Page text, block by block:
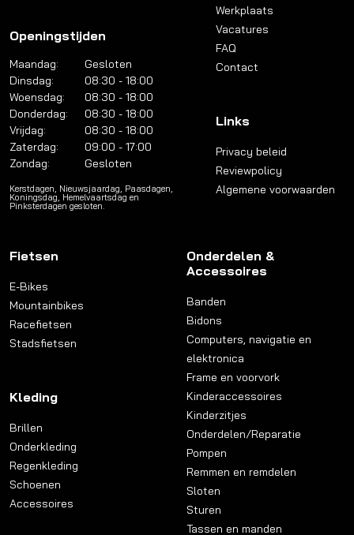
Openingstijden
Maandag:
Gesloten
Dinsdag:
08:30 - 18:00
Woensdag:
08:30 - 18:00
Donderdag:
08:30 - 18:00
Vrijdag:
08:30 - 18:00
Zaterdag:
09:00 - 17:00
Zondag:
Gesloten
Kerstdagen, Nieuwsjaardag, Paasdagen,
Koningsdag, Hemelvaartsdag en
Pinksterdagen gesloten.
Werkplaats
Vacatures
FAQ
Contact
Links
Privacy beleid
Reviewpolicy
Algemene voorwaarden
Fietsen
E-Bikes
Mountainbikes
Racefietsen
Stadsfietsen
Kleding
Brillen
Onderkleding
Regenkleding
Schoenen
Accessoires
Onderdelen &
Accessoires
Banden
Bidons
Computers, navigatie en
elektronica
Frame en voorvork
Kinderaccessoires
Kinderzitjes
Onderdelen/Reparatie
Pompen
Remmen en remdelen
Sloten
Sturen
Tassen en manden